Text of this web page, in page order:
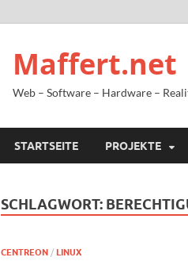
Maffert.net
Web – Software – Hardware –
STARTSEITE PROJEKTE
SCHLAGWORT:
CENTREON / LINUX